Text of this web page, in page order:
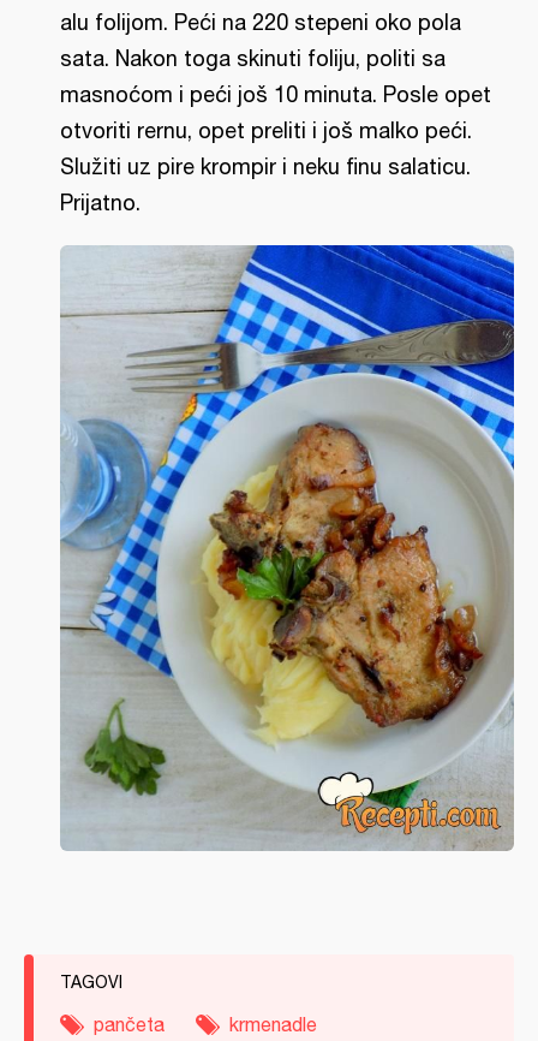
alu folijom. Peći na 220 stepeni oko pola
sata. Nakon toga skinuti foliju, politi sa
masnoćom i peći još 10 minuta. Posle opet
otvoriti rernu, opet preliti i još malko peći.
Služiti uz pire krompir i neku finu salaticu.
Prijatno.
TAGOVI
pančeta krmenadle